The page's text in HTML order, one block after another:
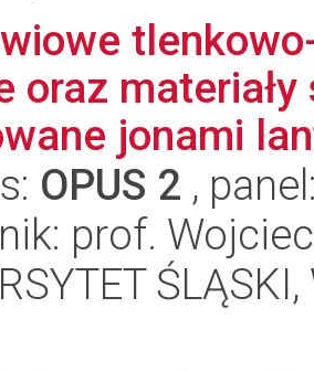
oraz
jonami
OPUS 2 ,
prof.